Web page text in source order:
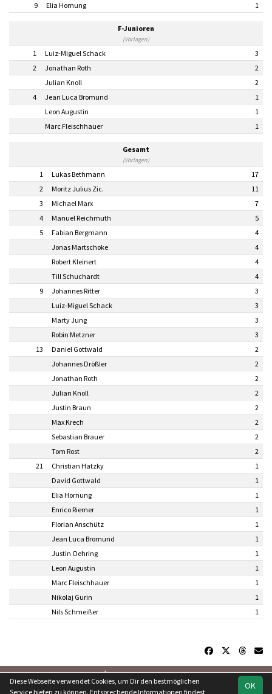
9
Elia Hornung 1
F-Junioren
(Vorlagen)
1 Luiz-Miguel Schack
3
2
Jonathan Roth
2
Julian Knoll
2
4
Jean Luca Bromund
1
Leon Augustin
1
Marc Fleischhauer
1
Gesamt
(Vorlagen)
1 Lukas Bethmann
17
2
Moritz Julius Zic.
11
3
Michael Marx
7
4
Manuel Reichmuth
5
5
Fabian Bergmann
4
Jonas Martschoke
4
Robert Kleinert
4
Till Schuchardt
4
9
Johannes Ritter
3
Luiz-Miguel Schack
3
Marty Jung
3
Robin Metzner
3
13
Daniel Gottwald
2
Johannes Drößler
2
Jonathan Roth
2
Julian Knoll
2
Justin Braun
2
Max Krech
2
Sebastian Brauer
2
Tom Rost
2
21
Christian Hatzky
1
David Gottwald
1
Elia Hornung
1
Enrico Riemer
1
Florian Anschütz
1
Jean Luca Bromund
1
Justin Oehring
1
Leon Augustin
1
Marc Fleischhauer
1
Nikolaj Gurin
1
Nils Schmeißer
1
soccero.de
OK
Diese Webseite verwendet Cookies, um Dir den bestmöglichen
Service bieten zu können. Entsprechende Informationen findest